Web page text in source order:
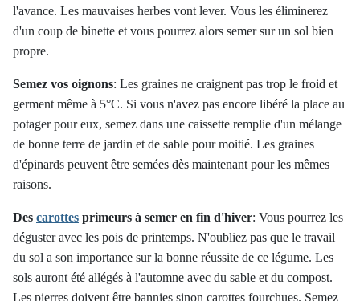
l'avance. Les mauvaises herbes vont lever. Vous les éliminerez
d'un coup de binette et vous pourrez alors semer sur un sol bien
propre.
Semez vos oignons: Les graines ne craignent pas trop le froid et
germent même à 5°C. Si vous n'avez pas encore libéré la place au
potager pour eux, semez dans une caissette remplie d'un mélange
de bonne terre de jardin et de sable pour moitié. Les graines
d'épinards peuvent être semées dès maintenant pour les mêmes
raisons.
Des carottes primeurs à semer en fin d'hiver: Vous pourrez les
déguster avec les pois de printemps. N'oubliez pas que le travail
du sol a son importance sur la bonne réussite de ce légume. Les
sols auront été allégés à l'automne avec du sable et du compost.
Les pierres doivent être bannies sinon carottes fourchues. Semez